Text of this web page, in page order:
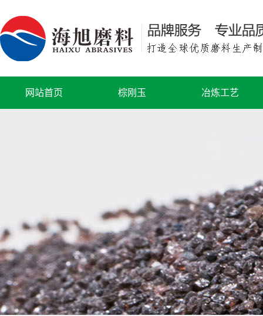
网站首页 棕刚玉 冶炼工艺